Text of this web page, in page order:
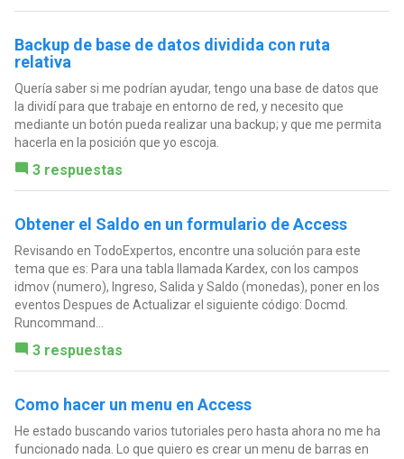
Backup de base de datos dividida con ruta
relativa
Quería saber si me podrían ayudar, tengo una base de datos que
la dividí para que trabaje en entorno de red, y necesito que
mediante un botón pueda realizar una backup; y que me permita
hacerla en la posición que yo escoja.
3 respuestas
Obtener el Saldo en un formulario de Access
Revisando en TodoExpertos, encontre una solución para este
tema que es: Para una tabla llamada Kardex, con los campos
idmov (numero), Ingreso, Salida y Saldo (monedas), poner en los
eventos Despues de Actualizar el siguiente código: Docmd.
Runcommand...
3 respuestas
Como hacer un menu en Access
He estado buscando varios tutoriales pero hasta ahora no me ha
funcionado nada. Lo que quiero es crear un menu de barras en